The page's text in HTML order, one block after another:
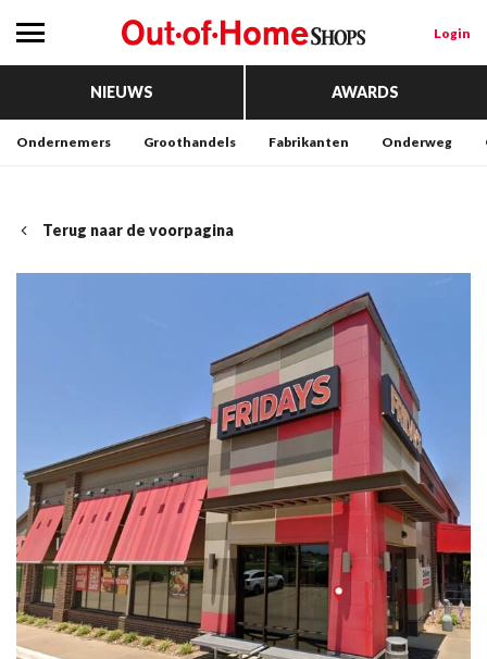
Login
NIEUWS AWARDS
Ondernemers Groothandels Fabrikanten Onderweg
Terug naar de voorpagina